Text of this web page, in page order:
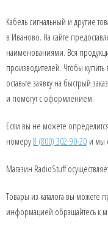
Кабель сигнальный и другие
в Иваново. На сайте
наименованиями. Вся
производителей. Чтобы
оставьте заявку на быстрый
и помогут с оформлением.
Если вы не можете
номеру8 (800) 302-90-20 и мы
Магазин RadioStuff
Товары из каталога вы можете
информацией обращайтесь к